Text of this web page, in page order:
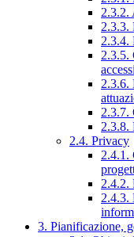
2.3.2.
2.3.3.
2.3.4.
2.3.5.
2.3.6.
2.3.7.
2.3.8.
2.4. Privacy
2.4.1.
2.4.2.
2.4.3.
3. Pianificazione,